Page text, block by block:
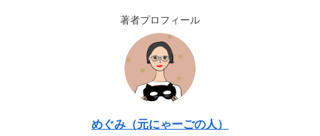
著者プロフィール
めぐみ（元にゃーごの人）